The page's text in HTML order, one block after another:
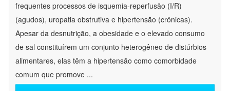
frequentes processos de isquemia-reperfusão (I/R)
(agudos), uropatia obstrutiva e hipertensão (crônicas).
Apesar da desnutrição, a obesidade e o elevado consumo
de sal constituírem um conjunto heterogêneo de distúrbios
alimentares, elas têm a hipertensão como comorbidade
comum que promove ...